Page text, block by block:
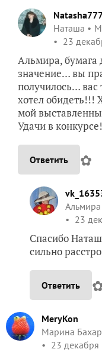
Наташа
23
Альмира, бумага
значение… вы
получилось… вас
хотел обидеть!!!
мой
Удачи в
Ответить ✿
23
Спасибо
сильно
Ответить
MeryKon
Марина
23